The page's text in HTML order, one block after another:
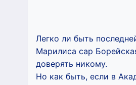
Легко ли быть
Марилиса сар
доверять никому.
Но как быть, если в